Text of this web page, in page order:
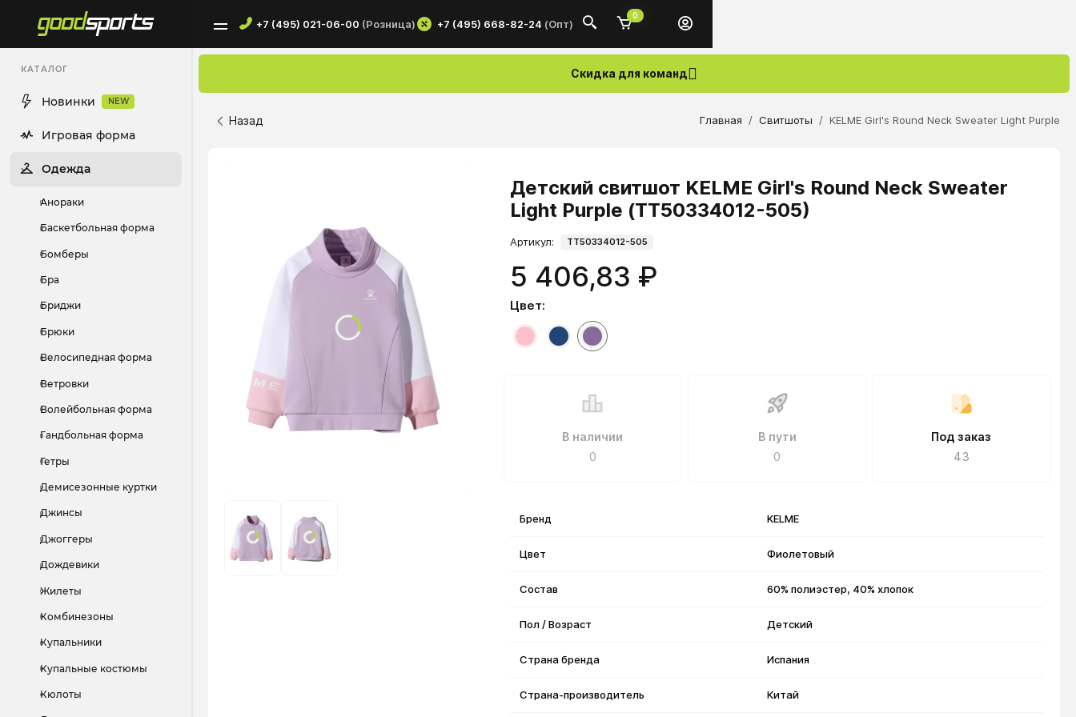
+7 (495) 021-06-00 (Розница) +7 (495) 668-82-24 (Опт)
0
КАТАЛОГ
Новинки NEW
Игровая форма
Одежда
Анораки
Баскетбольная форма
Бомберы
Бра
Бриджи
Брюки
Велосипедная форма
Ветровки
Волейбольная форма
Гандбольная форма
Гетры
Демисезонные куртки
Джинсы
Джоггеры
Дождевики
Жилеты
Комбинезоны
Купальники
Купальные костюмы
Кюлоты
Скидка для команд
Назад Главная Свитшоты KELME Girl's Round Neck Sweater Light Purple
Детский свитшот KELME Girl's Round Neck Sweater
Light Purple (TT50334012-505)
Артикул: TT50334012-505
5 406,83 ₽
Цвет:
В наличии
0
В пути
0
Под заказ
43
Бренд KELME
Цвет Фиолетовый
Состав 60% полиэстер, 40% хлопок
Пол / Возраст Детский
Страна бренда Испания
Страна-производитель Китай